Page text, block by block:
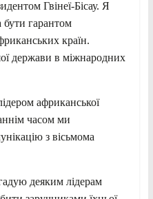
Гвінеї-Бісау. Я
бути гарантом
країн.
держави в міжнародних
африканської
часом ми
з вісьмома
деяким лідерам